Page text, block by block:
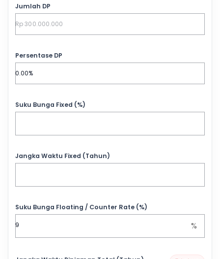
Jumlah DP
Persentase DP
Suku Bunga Fixed (%)
Jangka Waktu Fixed (Tahun)
Suku Bunga Floating / Counter Rate (%)
%